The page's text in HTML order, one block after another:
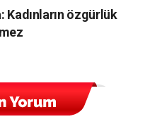
Kadınların özgürlük